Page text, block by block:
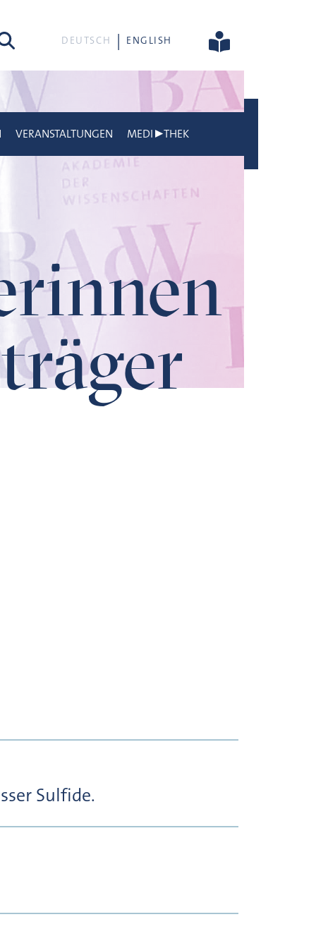
DEUTSCH ENGLISH
VERANSTALTUNGEN MEDI▶THEK
Sulfide.